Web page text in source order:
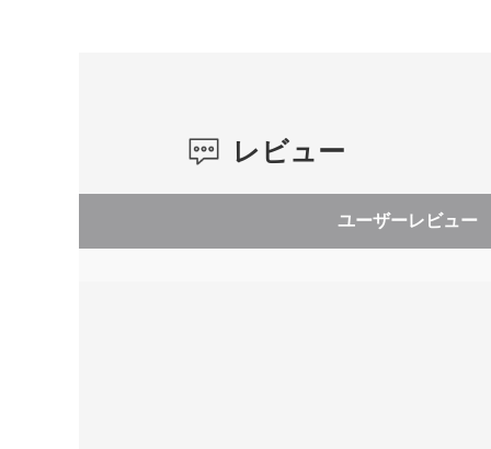
レビュー
ユーザーレビュー